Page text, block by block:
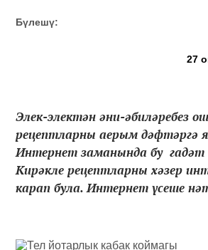
Бүлешү:
27
Элек-электән әни-әбиләребез
рецептларны аерым дәфтәргә
Интернет заманында бу гадәт
Кирәкле рецептларны хәзер
карап була. Интернет үсеше